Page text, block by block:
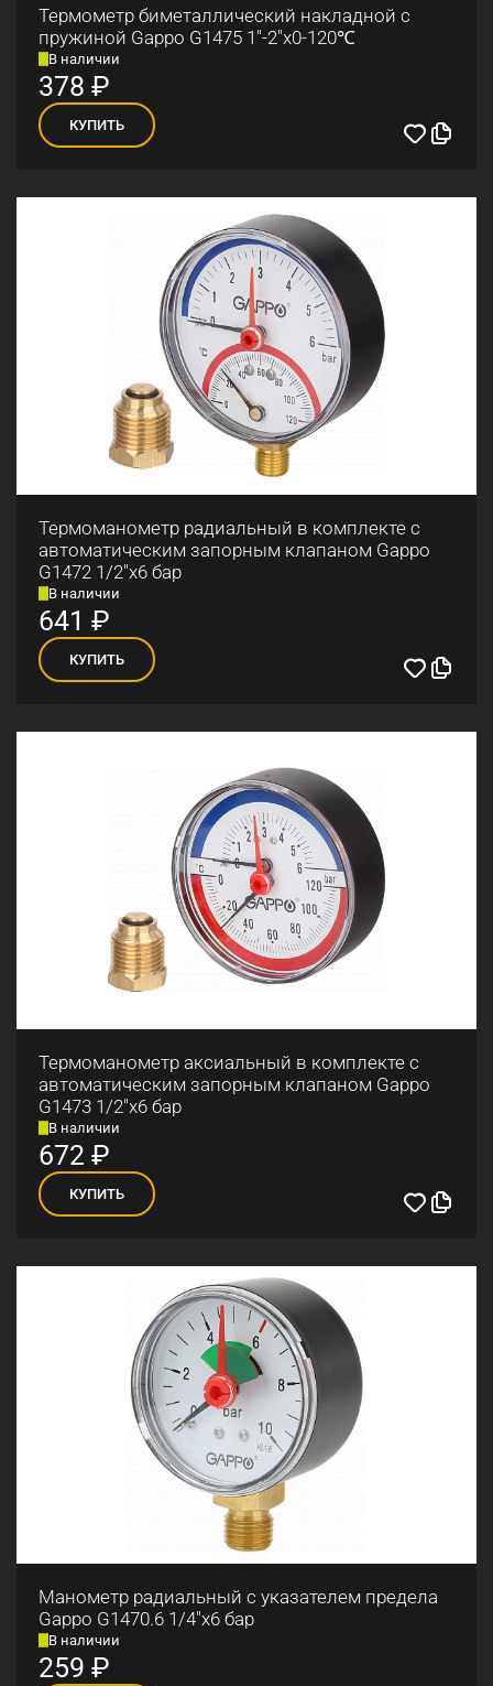
Термометр биметаллический накладной с
пружиной Gappo G1475 1"-2"x0-120℃
В наличии
378 ₽
КУПИТЬ
Термоманометр радиальный в комплекте с
автоматическим запорным клапаном Gappo
G1472 1/2"x6 бар
В наличии
641 ₽
КУПИТЬ
Термоманометр аксиальный в комплекте с
автоматическим запорным клапаном Gappo
G1473 1/2"x6 бар
В наличии
672₽
КУПИТЬ
Манометр радиальный с указателем предела
Gappo G1470.6 1/4"x6 бар
В наличии
259 ₽